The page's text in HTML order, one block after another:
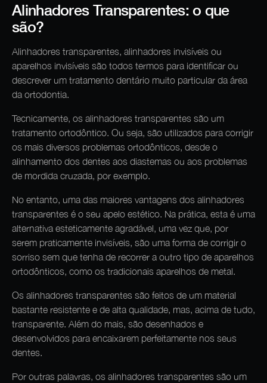
Alinhadores Transparentes: o que
são?
Alinhadores transparentes, alinhadores invisíveis ou
aparelhos invisíveis são todos termos para identificar ou
descrever um tratamento dentário muito particular da área
da ortodontia.
Tecnicamente, os alinhadores transparentes são um
tratamento ortodôntico. Ou seja, são utilizados para corrigir
os mais diversos problemas ortodônticos, desde o
alinhamento dos dentes aos diastemas ou aos problemas
de mordida cruzada, por exemplo.
No entanto, uma das maiores vantagens dos alinhadores
transparentes é o seu apelo estético. Na prática, esta é uma
alternativa esteticamente agradável, uma vez que, por
serem praticamente invisíveis, são uma forma de corrigir o
sorriso sem que tenha de recorrer a outro tipo de aparelhos
ortodônticos, como os tradicionais aparelhos de metal.
Os alinhadores transparentes são feitos de um material
bastante resistente e de alta qualidade, mas, acima de tudo,
transparente. Além do mais, são desenhados e
desenvolvidos para encaixarem perfeitamente nos seus
dentes.
Por outras palavras, os alinhadores transparentes são um